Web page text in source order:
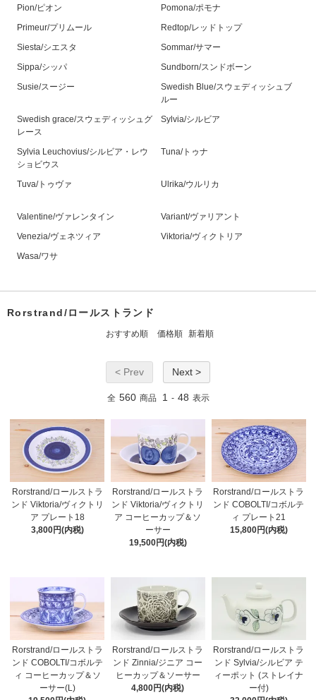
Pion/ピオン
Pomona/ポモナ
Primeur/プリムール
Redtop/レッドトップ
Siesta/シエスタ
Sommar/サマー
Sippa/シッパ
Sundborn/スンドボーン
Susie/スージー
Swedish Blue/スウェディッシュブ
ルー
Swedish grace/スウェディッシュグ
レース
Sylvia/シルビア
Sylvia Leuchovius/シルビア・レウ
ショビウス
Tuna/トゥナ
Tuva/トゥヴァ Ulrika/ウルリカ
Valentine/ヴァレンタイン
Variant/ヴァリアント
Venezia/ヴェネツィア
Viktoria/ヴィクトリア
Wasa/ワサ
Rorstrand/ロールストランド
おすすめ順 価格順 新着順
< Prev Next >
全 560 商品 1 - 48 表示
Rorstrand/ロールストラ
ンド Viktoria/ヴィクトリ
ア プレート18
3,800円(内税)
Rorstrand/ロールストラ
ンド Viktoria/ヴィクトリ
ア コーヒーカップ＆ソ
ーサー
19,500円(内税)
Rorstrand/ロールストラ
ンド COBOLTI/コボルテ
ィ プレート21
15,800円(内税)
Rorstrand/ロールストラ
ンド COBOLTI/コボルテ
ィ コーヒーカップ＆ソ
ーサー(L)
Rorstrand/ロールストラ
ンド Zinnia/ジニア コー
ヒーカップ＆ソーサー
4,800円(内税)
Rorstrand/ロールストラ
ンド Sylvia/シルビア テ
ィーポット (ストレイナ
ー付)